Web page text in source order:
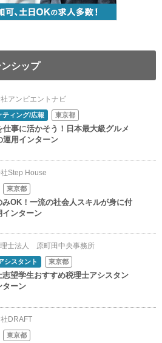
シップ
アンビエントナビ
ティング/広報 東京都
仕事に活かそう！日本最大級グルメ
運用インターン
Step House
東京都
みOK！一流の社会人スキルが身に付
インターン
士法人 原町田中央事務所
シスタント 東京都
志望学生おすすめ税理士アシスタン
ターン
DRAFT
東京都